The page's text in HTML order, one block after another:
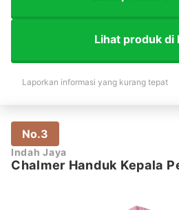
Lihat produk di
Laporkan informasi yang kurang tepat
No.3
Indah Jaya
Chalmer Handuk Kepala